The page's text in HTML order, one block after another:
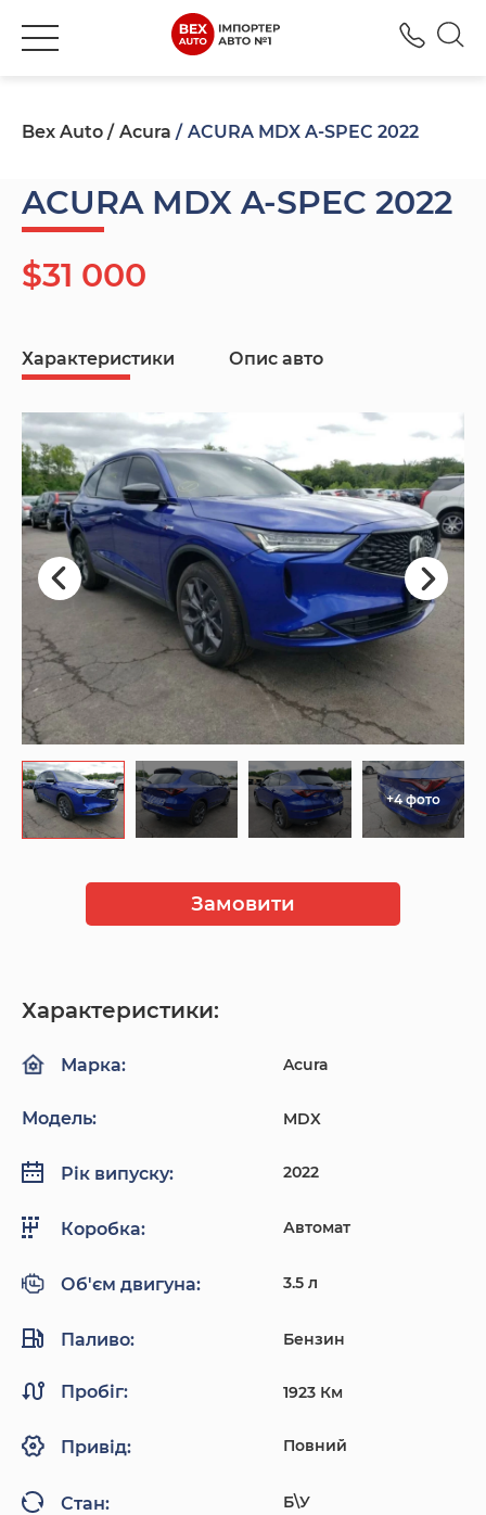
Bex Auto Acura ACURA MDX A-SPEC 2022
ACURA MDX A-SPEC 2022
$31 000
Характеристики Опис авто
+4 фото
Замовити
Характеристики:
Марка: Acura
Модель: MDX
Рік випуску: 2022
Коробка: Автомат
Об'єм двигуна: 3.5 л
Паливо: Бензин
Пробіг: 1923 Км
Привід: Повний
Стан: Б\У